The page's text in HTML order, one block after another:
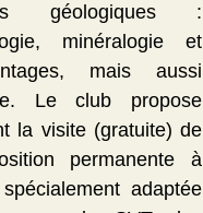
géologiques :
minéralogie et
mais aussi
Le club propose
la visite (gratuite) de
permanente à
adaptée